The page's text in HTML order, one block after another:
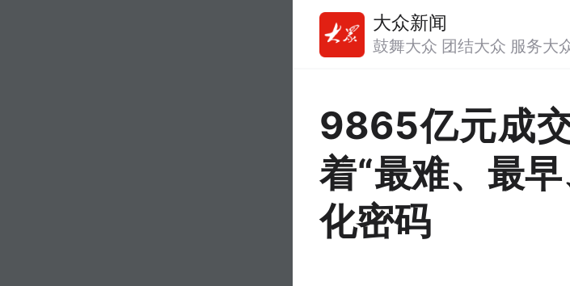
大众新闻
鼓舞大众 团结大众 服务大
9865亿元成
着“最难、最
化密码